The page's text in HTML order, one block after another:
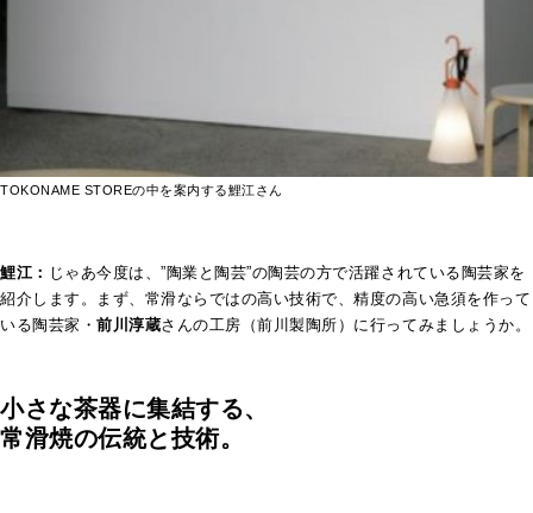
TOKONAME STOREの中を案内する鯉江さん
鯉江： じゃあ今度は、”陶業と陶芸”の陶芸の方で活躍されている陶芸家を
紹介します。まず、常滑ならではの高い技術で、精度の高い急須を作って
いる陶芸家・前川淳蔵さんの工房（前川製陶所）に行ってみましょうか。
小さな茶器に集結する、
常滑焼の伝統と技術。